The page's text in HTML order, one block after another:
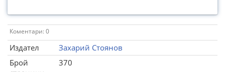
Коментари: 0
Издател
Захарий Стоянов
Брой
370